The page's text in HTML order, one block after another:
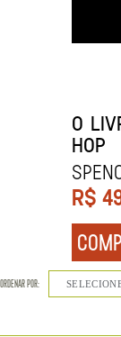
O
HOP
R$
ORDENAR POR: SELECIONE